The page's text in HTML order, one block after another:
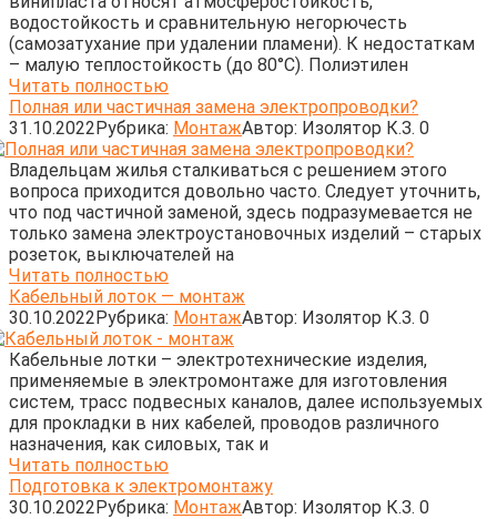
водостойкость и сравнительную негорючесть
(самозатухание при удалении пламени). К недостаткам
– малую теплостойкость (до 80°С). Полиэтилен
Читать полностью
Полная или частичная замена электропроводки?
31.10.2022Рубрика: МонтажАвтор: Изолятор К.З. 0
Владельцам жилья сталкиваться с решением этого
вопроса приходится довольно часто. Следует уточнить,
что под частичной заменой, здесь подразумевается не
только замена электроустановочных изделий – старых
розеток, выключателей на
Читать полностью
Кабельный лоток — монтаж
30.10.2022Рубрика: МонтажАвтор: Изолятор К.З. 0
Кабельные лотки – электротехнические изделия,
применяемые в электромонтаже для изготовления
систем, трасс подвесных каналов, далее используемых
для прокладки в них кабелей, проводов различного
назначения, как силовых, так и
Читать полностью
Подготовка к электромонтажу
30.10.2022Рубрика: МонтажАвтор: Изолятор К.З. 0